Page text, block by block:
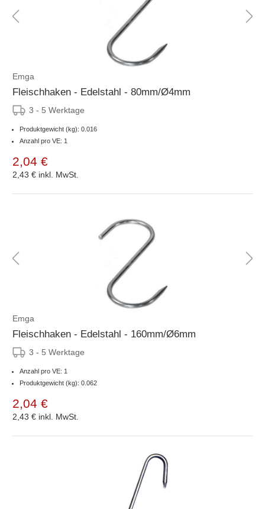
Emga
Fleischhaken - Edelstahl - 80mm/Ø4mm
3 - 5 Werktage
Produktgewicht (kg): 0.016
Anzahl pro VE: 1
2,04 €
2,43 € inkl. MwSt.
Emga
Fleischhaken - Edelstahl - 160mm/Ø6mm
3 - 5 Werktage
Anzahl pro VE: 1
Produktgewicht (kg): 0.062
2,04 €
2,43 € inkl. MwSt.